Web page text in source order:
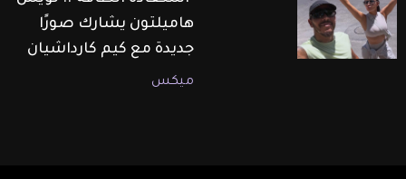
هاميلتون يشارك صورًا
جديدة مع كيم كارداشيان
ميكس